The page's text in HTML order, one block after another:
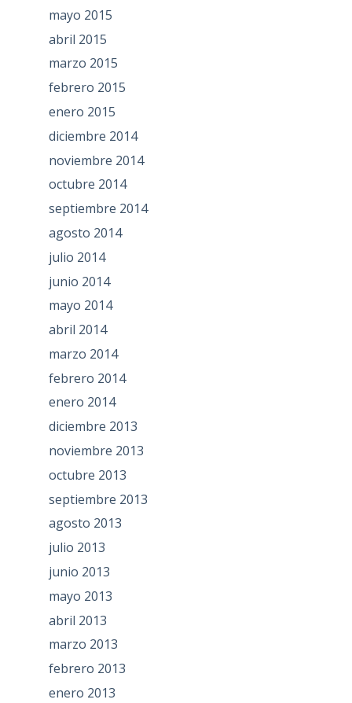
mayo 2015
abril 2015
marzo 2015
febrero 2015
enero 2015
diciembre 2014
noviembre 2014
octubre 2014
septiembre 2014
agosto 2014
julio 2014
junio 2014
mayo 2014
abril 2014
marzo 2014
febrero 2014
enero 2014
diciembre 2013
noviembre 2013
octubre 2013
septiembre 2013
agosto 2013
julio 2013
junio 2013
mayo 2013
abril 2013
marzo 2013
febrero 2013
enero 2013